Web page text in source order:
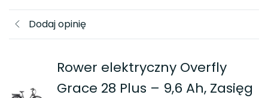
Dodaj opinię
Rower elektryczny Overfly
Grace 28 Plus – 9,6 Ah, Zasięg